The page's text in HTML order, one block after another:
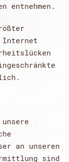
entnehmen.
Internet
an unseren
sind